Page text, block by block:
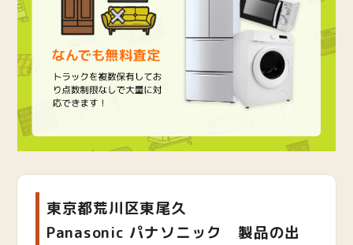
東京都荒川区東尾久
Panasonic パナソニック 製品の出